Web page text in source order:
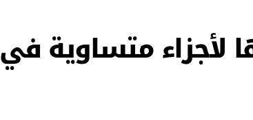
متساوية في